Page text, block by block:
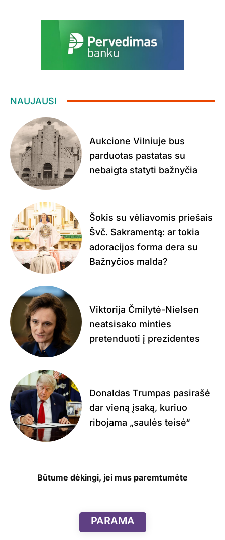
NAUJAUSI
Aukcione Vilniuje bus
parduotas pastatas su
nebaigta statyti bažnyčia
Šokis su vėliavomis priešais
Švč. Sakramentą: ar tokia
adoracijos forma dera su
Bažnyčios malda?
Viktorija Čmilytė-Nielsen
neatsisako minties
pretenduoti į prezidentes
Donaldas Trumpas pasirašė
dar vieną įsaką, kuriuo
ribojama „saulės teisė“
Būtume dėkingi, jei mus paremtumėte
PARAMA